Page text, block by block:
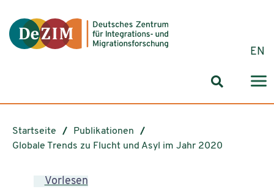
EN
Startseite
Publikationen
Globale Trends zu Flucht und Asyl im Jahr 2020
Vorlesen